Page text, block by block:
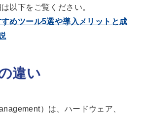
以下をご覧ください。
めツール5選や導入メリットと成
違い
）は、ハードウェア、